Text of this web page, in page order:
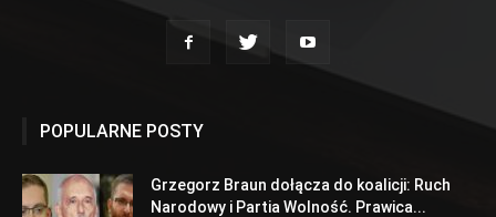
POPULARNE POSTY
Grzegorz Braun dołącza do koalicji: Ruch
Narodowy i Partia Wolność. Prawica...